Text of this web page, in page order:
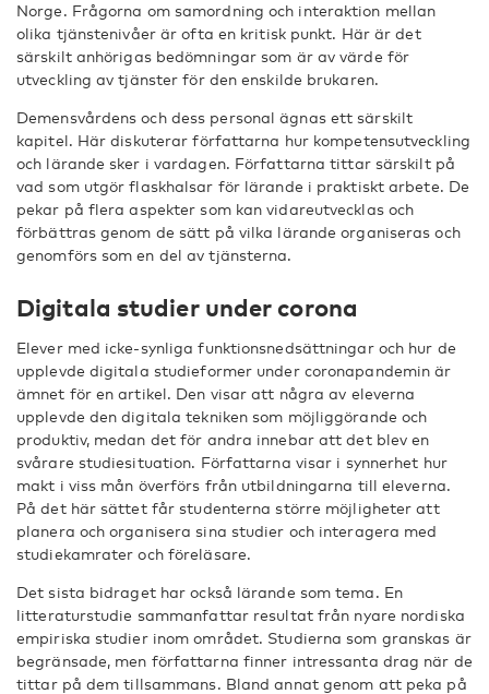
Norge. Frågorna om samordning och interaktion mellan
olika tjänstenivåer är ofta en kritisk punkt. Här är det
särskilt anhörigas bedömningar som är av värde för
utveckling av tjänster för den enskilde brukaren.
Demensvårdens och dess personal ägnas ett särskilt
kapitel. Här diskuterar författarna hur kompetensutveckling
och lärande sker i vardagen. Författarna tittar särskilt på
vad som utgör flaskhalsar för lärande i praktiskt arbete. De
pekar på flera aspekter som kan vidareutvecklas och
förbättras genom de sätt på vilka lärande organiseras och
genomförs som en del av tjänsterna.
Digitala studier under corona
Elever med icke-synliga funktionsnedsättningar och hur de
upplevde digitala studieformer under coronapandemin är
ämnet för en artikel. Den visar att några av eleverna
upplevde den digitala tekniken som möjliggörande och
produktiv, medan det för andra innebar att det blev en
svårare studiesituation. Författarna visar i synnerhet hur
makt i viss mån överförs från utbildningarna till eleverna.
På det här sättet får studenterna större möjligheter att
planera och organisera sina studier och interagera med
studiekamrater och föreläsare.
Det sista bidraget har också lärande som tema. En
litteraturstudie sammanfattar resultat från nyare nordiska
empiriska studier inom området. Studierna som granskas är
begränsade, men författarna finner intressanta drag när de
tittar på dem tillsammans. Bland annat genom att peka på